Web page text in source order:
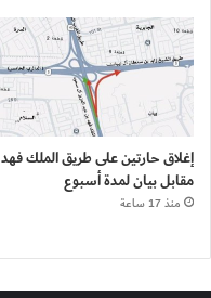
إغلاق حارتين على طريق الملك فهد
مقابل بيان لمدة أسبوع
منذ 17 ساعة